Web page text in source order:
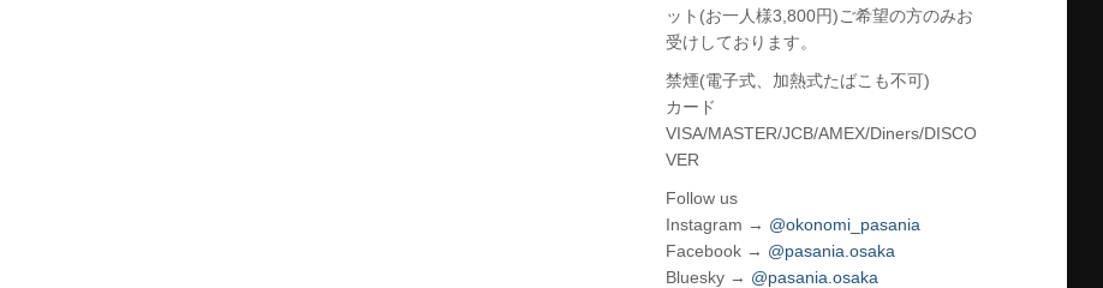
ット(お一人様3,800円)ご希望の方のみお
受けしております。
禁煙(電子式、加熱式たばこも不可)
カード
VISA/MASTER/JCB/AMEX/Diners/DISCO
VER
Follow us
Instagram → @okonomi_pasania
Facebook → @pasania.osaka
Bluesky → @pasania.osaka